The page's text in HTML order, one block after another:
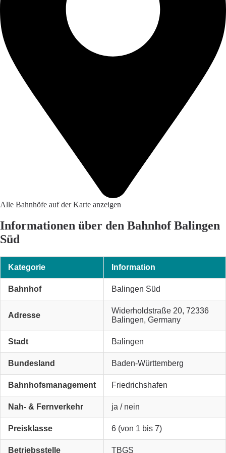
Alle Bahnhöfe auf der Karte anzeigen
Informationen über den Bahnhof Balingen
Süd
Kategorie Information
Bahnhof Balingen Süd
Adresse
Widerholdstraße 20, 72336
Balingen, Germany
Stadt Balingen
Bundesland Baden-Württemberg
Bahnhofsmanagement Friedrichshafen
Nah- & Fernverkehr ja / nein
Preisklasse 6 (von 1 bis 7)
Betriebsstelle TBGS